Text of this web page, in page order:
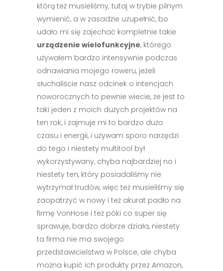
którą też musieliśmy, tutaj w trybie pilnym
wymienić, a w zasadzie uzupełnić, bo
udało mi się zajechać kompletnie takie
urządzenie wielofunkcyjne, którego
używałem bardzo intensywnie podczas
odnawiania mojego roweru, jeżeli
słuchaliście nasz odcinek o intencjach
noworocznych to pewnie wiecie, że jest to
taki jeden z moich dużych projektów na
ten rok, i zajmuje mi to bardzo dużo
czasu i energii, i używam sporo narzędzi
do tego i niestety multitool był
wykorzystywany, chyba najbardziej no i
niestety ten, który posiadaliśmy nie
wytrzymał trudów, więc też musieliśmy się
zaopatrzyć w nowy i też akurat padło na
firmę VonHose i też póki co super się
sprawuje, bardzo dobrze działa, niestety
ta firma nie ma swojego
przedstawicielstwa w Polsce, ale chyba
można kupić ich produkty przez Amazon,